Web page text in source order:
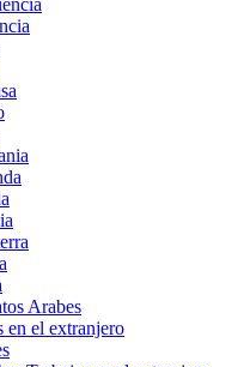
Arabes
en el extranjero